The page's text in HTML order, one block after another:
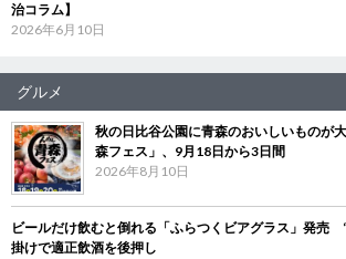
治コラム】
2026年6月10日
グルメ
秋の日比谷公園に青森のおいしいもの
森フェス」、9月18日から3日間
2026年8月10日
ビールだけ飲むと倒れる「ふらつくビアグラス」発売
掛けで適正飲酒を後押し